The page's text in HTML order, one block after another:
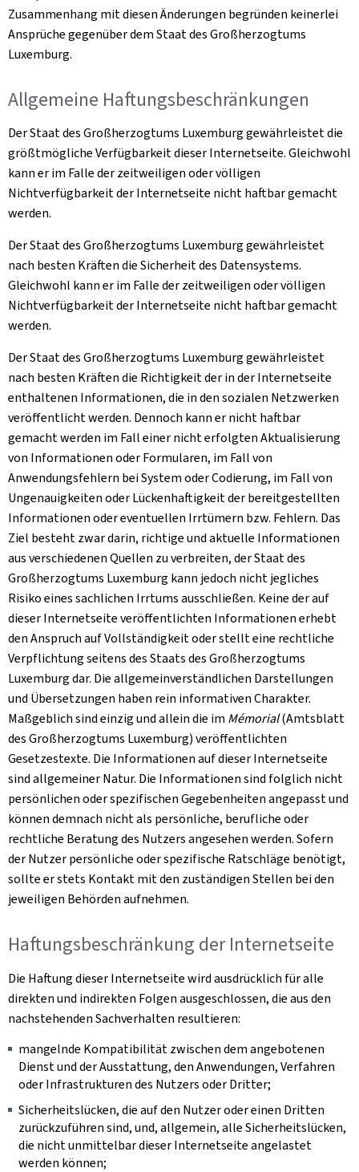
Zusammenhang mit diesen Änderungen begründen keinerlei
Ansprüche gegenüber dem Staat des Großherzogtums
Luxemburg.
Allgemeine Haftungsbeschränkungen
Der Staat des Großherzogtums Luxemburg gewährleistet die
größtmögliche Verfügbarkeit dieser Internetseite. Gleichwohl
kann er im Falle der zeitweiligen oder völligen
Nichtverfügbarkeit der Internetseite nicht haftbar gemacht
werden.
Der Staat des Großherzogtums Luxemburg gewährleistet
nach besten Kräften die Sicherheit des Datensystems.
Gleichwohl kann er im Falle der zeitweiligen oder völligen
Nichtverfügbarkeit der Internetseite nicht haftbar gemacht
werden.
Der Staat des Großherzogtums Luxemburg gewährleistet
nach besten Kräften die Richtigkeit der in der Internetseite
enthaltenen Informationen, die in den sozialen Netzwerken
veröffentlicht werden. Dennoch kann er nicht haftbar
gemacht werden im Fall einer nicht erfolgten Aktualisierung
von Informationen oder Formularen, im Fall von
Anwendungsfehlern bei System oder Codierung, im Fall von
Ungenauigkeiten oder Lückenhaftigkeit der bereitgestellten
Informationen oder eventuellen Irrtümern bzw. Fehlern. Das
Ziel besteht zwar darin, richtige und aktuelle Informationen
aus verschiedenen Quellen zu verbreiten, der Staat des
Großherzogtums Luxemburg kann jedoch nicht jegliches
Risiko eines sachlichen Irrtums ausschließen. Keine der auf
dieser Internetseite veröffentlichten Informationen erhebt
den Anspruch auf Vollständigkeit oder stellt eine rechtliche
Verpflichtung seitens des Staats des Großherzogtums
Luxemburg dar. Die allgemeinverständlichen Darstellungen
und Übersetzungen haben rein informativen Charakter.
Maßgeblich sind einzig und allein die im Mémorial(Amtsblatt
des Großherzogtums Luxemburg) veröffentlichten
Gesetzestexte. Die Informationen auf dieser Internetseite
sind allgemeiner Natur. Die Informationen sind folglich nicht
persönlichen oder spezifischen Gegebenheiten angepasst und
können demnach nicht als persönliche, berufliche oder
rechtliche Beratung des Nutzers angesehen werden. Sofern
der Nutzer persönliche oder spezifische Ratschläge benötigt,
sollte er stets Kontakt mit den zuständigen Stellen bei den
jeweiligen Behörden aufnehmen.
Haftungsbeschränkung der Internetseite
Die Haftung dieser Internetseite wird ausdrücklich für alle
direkten und indirekten Folgen ausgeschlossen, die aus den
nachstehenden Sachverhalten resultieren:
mangelnde Kompatibilität zwischen dem angebotenen
Dienst und der Ausstattung, den Anwendungen, Verfahren
oder Infrastrukturen des Nutzers oder Dritter;
Sicherheitslücken, die auf den Nutzer oder einen Dritten
zurückzuführen sind, und, allgemein, alle Sicherheitslücken,
die nicht unmittelbar dieser Internetseite angelastet
werden können;